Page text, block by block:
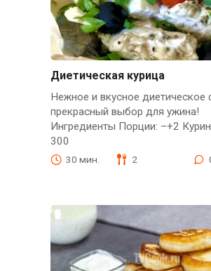
Диетическая курица
Нежное и вкусное диетическое
прекрасный выбор для ужина!
Ингредиенты Порции: –+2
300
30 мин. 2